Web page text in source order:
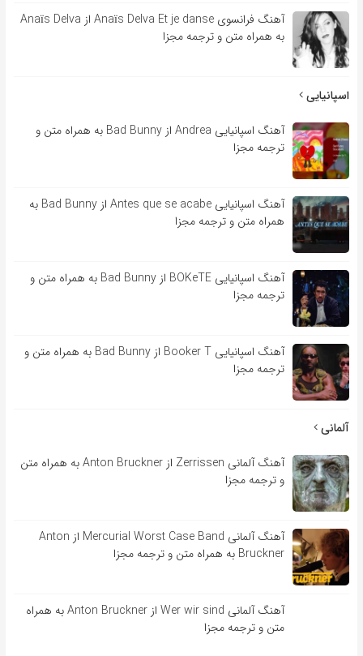
آهنگ فرانسوی Anaïs Delva Et je danse از Anaïs Delva
به همراه متن و ترجمه مجزا
اسپانیایی
آهنگ اسپانیایی Andrea از Bad Bunny به همراه متن و
ترجمه مجزا
آهنگ اسپانیایی Antes que se acabe از Bad Bunny به
همراه متن و ترجمه مجزا
آهنگ اسپانیایی BOKeTE از Bad Bunny به همراه متن و
ترجمه مجزا
آهنگ اسپانیایی Booker T از Bad Bunny به همراه متن و
ترجمه مجزا
آلمانی
آهنگ آلمانی Zerrissen از Anton Bruckner به همراه متن
و ترجمه مجزا
آهنگ آلمانی Mercurial Worst Case Band از Anton
Bruckner به همراه متن و ترجمه مجزا
آهنگ آلمانی Wer wir sind از Anton Bruckner به همراه
متن و ترجمه مجزا